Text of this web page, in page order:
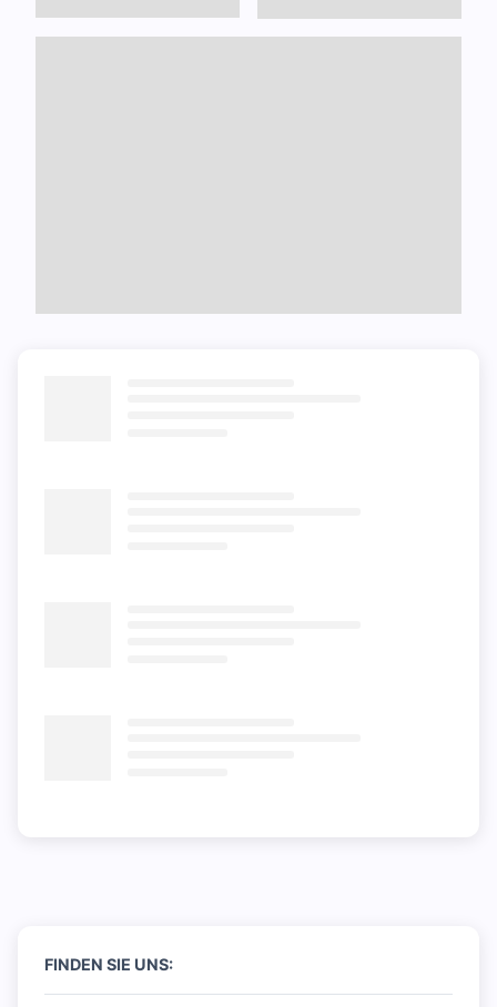
FINDEN SIE UNS: